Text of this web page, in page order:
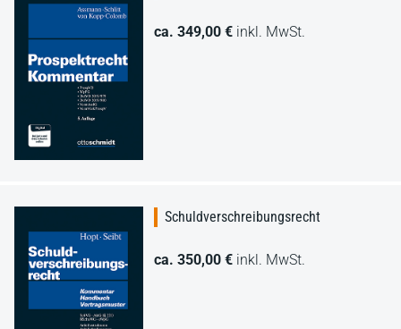
ca. 349,00 € inkl. MwSt.
Schuldverschreibungsrecht
ca. 350,00 € inkl. MwSt.